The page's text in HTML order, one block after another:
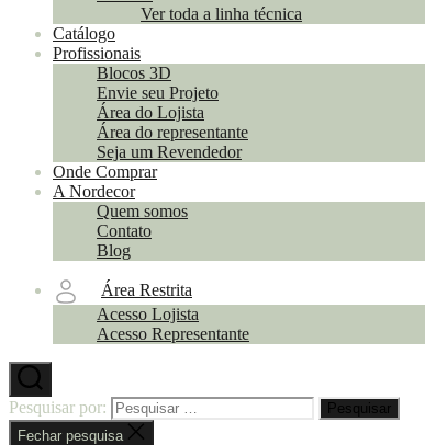
Ver toda a linha técnica
Catálogo
Profissionais
Blocos 3D
Envie seu Projeto
Área do Lojista
Área do representante
Seja um Revendedor
Onde Comprar
A Nordecor
Quem somos
Contato
Blog
Área Restrita
Acesso Lojista
Acesso Representante
Pesquisar por:
Fechar pesquisa